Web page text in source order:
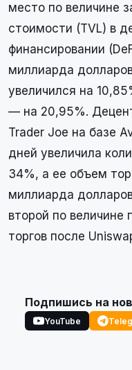
место по величине
стоимости (TVL) в
финансировании
миллиарда
увеличился на
— на 20,95%.
Trader Joe на базе
дней увеличила
34%, а ее объем
миллиарда
второй по
торгов после
Подпишись на
YouTube